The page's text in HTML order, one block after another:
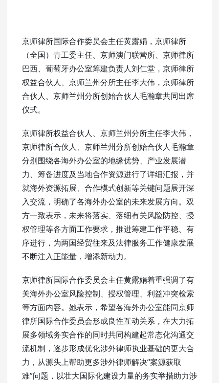
京师律所国际合作委员会主任黄露娟，京师律所
（全国）青工委主任、京师澳门联营所、京师律所
巴西、葡萄牙办公室筹建负责人刘仁堂，京师律所
权益合伙人、京师兰州分所主任李大伟，京师律所
合伙人、京师兰州分所创始合伙人毛瀚章共同出席
仪式。
京师律所权益合伙人、京师兰州分所主任李大伟，
京师律所合伙人、京师兰州分所创始合伙人毛瀚章
分别围绕各海外办公室的地缘优势、产业发展潜
力、筹备进度及当地合作资源进行了详细汇报，并
就海外资源拓展、合作模式创新等关键问题展开深
入交流，明确了各海外办公室的未来发展方向。双
方一致表示，未来将落实、落细有关风险防控、授
权管理等各方面工作要求，推进筹建工作平稳、有
序进行，为两国经贸往来及法律服务工作健康发展
不断注入正能量，增添新动力。
京师律所国际合作委员会主任黄露娟着重强调了有
关海外办公室风险控制、授权管理、利益冲突检索
等方面内容。她表示，希望各海外办公室能同京师
律所国际合作委员会形成良性互动关系，在大力拓
展多领域务实合作的同时共同构建起常态化沟通交
流机制，逐步形成优化涉外律师执业基础的更大合
力，从源头上帮助更多涉外律师解决“案源获取
难”问题，以壮大国际化建设力量的务实举措助力涉